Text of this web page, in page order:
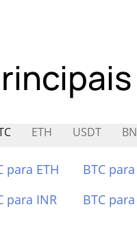
ETH USDT
para ETH BTC
para INR
BTC